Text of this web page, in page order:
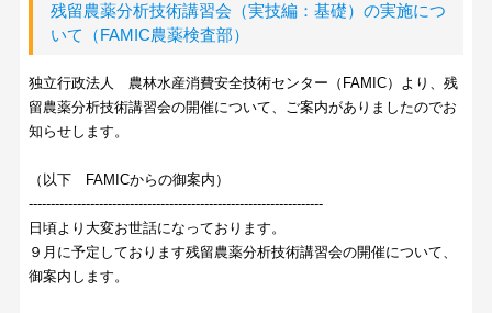
残留農薬分析技術講習会（実技編：基礎）の実施につ
いて（FAMIC農薬検査部）
独立行政法人 農林水産消費安全技術センター（FAMIC）より、残
留農薬分析技術講習会の開催について、ご案内がありましたのでお
知らせします。
（以下 FAMICからの御案内）
-------------------------------------------------------------------
日頃より大変お世話になっております。
９月に予定しております残留農薬分析技術講習会の開催について、
御案内します。